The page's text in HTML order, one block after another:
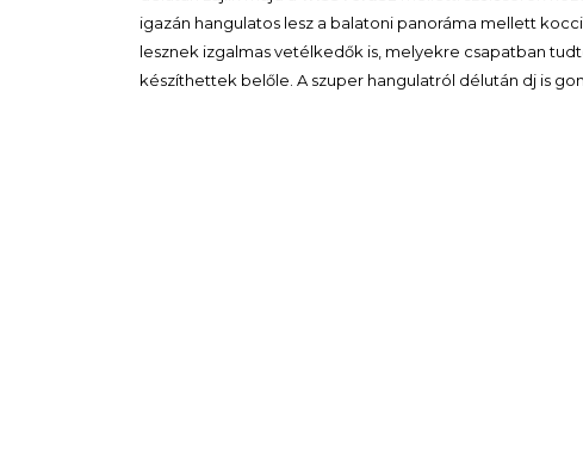
igazán hangulatos lesz a balatoni panoráma mellett
lesznek izgalmas vetélkedők is, melyekre csapatban
készíthettek belőle. A szuper hangulatról délután dj is